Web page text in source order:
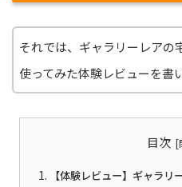
それでは、ギャラリーレアの
使ってみた体験レビューを書
目次
【体験レビュー】ギャラリ